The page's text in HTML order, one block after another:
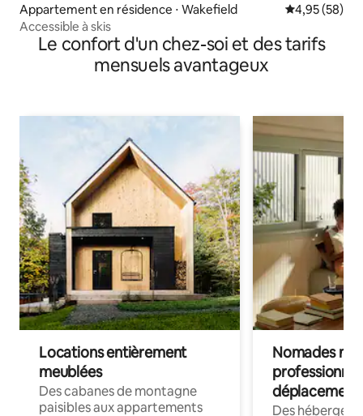
Appartement en résidence ⋅ Wakefield Évaluation
4,95 (58)
Accessible à skis
Le confort d'un chez-soi et des tarifs
mensuels avantageux
Locations entièrement
meublées
Des cabanes de montagne
paisibles aux appartements
Nomades
déplacement
Des